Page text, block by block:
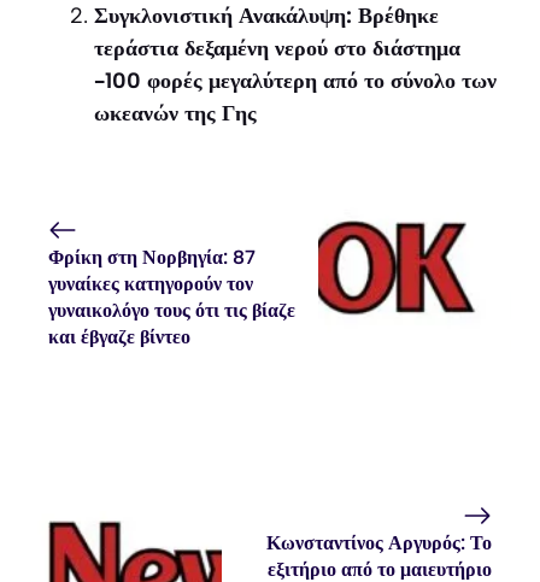
Συγκλονιστική Ανακάλυψη: Βρέθηκε
τεράστια δεξαμένη νερού στο διάστημα
-100 φορές μεγαλύτερη από το σύνολο των
ωκεανών της Γης
Φρίκη στη Νορβηγία: 87
γυναίκες κατηγορούν τον
γυναικολόγο τους ότι τις βίαζε
και έβγαζε βίντεο
Κωνσταντίνος Αργυρός: Το
εξιτήριο από το μαιευτήριο